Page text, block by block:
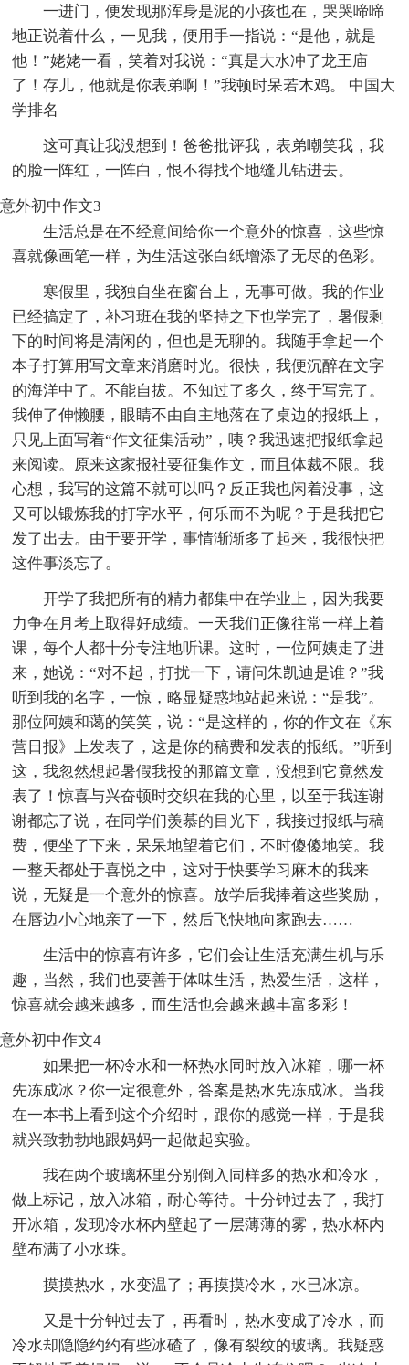
一进门，便发现那浑身是泥的小孩也在，哭哭啼啼
地正说着什么，一见我，便用手一指说：“是他，就是
他！”姥姥一看，笑着对我说：“真是大水冲了龙王庙
了！存儿，他就是你表弟啊！”我顿时呆若木鸡。 中国大
学排名
这可真让我没想到！爸爸批评我，表弟嘲笑我，我
的脸一阵红，一阵白，恨不得找个地缝儿钻进去。
意外初中作文3
生活总是在不经意间给你一个意外的惊喜，这些惊
喜就像画笔一样，为生活这张白纸增添了无尽的色彩。
寒假里，我独自坐在窗台上，无事可做。我的作业
已经搞定了，补习班在我的坚持之下也学完了，暑假剩
下的时间将是清闲的，但也是无聊的。我随手拿起一个
本子打算用写文章来消磨时光。很快，我便沉醉在文字
的海洋中了。不能自拔。不知过了多久，终于写完了。
我伸了伸懒腰，眼睛不由自主地落在了桌边的报纸上，
只见上面写着“作文征集活动”，咦？我迅速把报纸拿起
来阅读。原来这家报社要征集作文，而且体裁不限。我
心想，我写的这篇不就可以吗？反正我也闲着没事，这
又可以锻炼我的打字水平，何乐而不为呢？于是我把它
发了出去。由于要开学，事情渐渐多了起来，我很快把
这件事淡忘了。
开学了我把所有的精力都集中在学业上，因为我要
力争在月考上取得好成绩。一天我们正像往常一样上着
课，每个人都十分专注地听课。这时，一位阿姨走了进
来，她说：“对不起，打扰一下，请问朱凯迪是谁？”我
听到我的名字，一惊，略显疑惑地站起来说：“是我”。
那位阿姨和蔼的笑笑，说：“是这样的，你的作文在《东
营日报》上发表了，这是你的稿费和发表的报纸。”听到
这，我忽然想起暑假我投的那篇文章，没想到它竟然发
表了！惊喜与兴奋顿时交织在我的心里，以至于我连谢
谢都忘了说，在同学们羡慕的目光下，我接过报纸与稿
费，便坐了下来，呆呆地望着它们，不时傻傻地笑。我
一整天都处于喜悦之中，这对于快要学习麻木的我来
说，无疑是一个意外的惊喜。放学后我捧着这些奖励，
在唇边小心地亲了一下，然后飞快地向家跑去……
生活中的惊喜有许多，它们会让生活充满生机与乐
趣，当然，我们也要善于体味生活，热爱生活，这样，
惊喜就会越来越多，而生活也会越来越丰富多彩！
意外初中作文4
如果把一杯冷水和一杯热水同时放入冰箱，哪一杯
先冻成冰？你一定很意外，答案是热水先冻成冰。当我
在一本书上看到这个介绍时，跟你的感觉一样，于是我
就兴致勃勃地跟妈妈一起做起实验。
我在两个玻璃杯里分别倒入同样多的热水和冷水，
做上标记，放入冰箱，耐心等待。十分钟过去了，我打
开冰箱，发现冷水杯内壁起了一层薄薄的雾，热水杯内
壁布满了小水珠。
摸摸热水，水变温了；再摸摸冷水，水已冰凉。
又是十分钟过去了，再看时，热水变成了冷水，而
冷水却隐隐约约有些冰碴了，像有裂纹的玻璃。我疑惑